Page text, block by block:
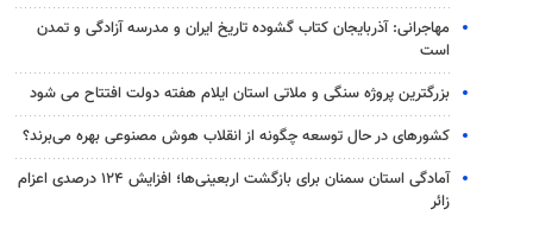
مهاجرانی: آذربایجان کتاب گشوده تاریخ ایران و مدرسه آزادگی و تمدن
است
بزرگترین پروژه سنگی و ملاتی استان ایلام هفته دولت افتتاح می شود
کشورهای در حال توسعه چگونه از انقلاب هوش مصنوعی بهره می‌برند؟
آمادگی استان سمنان برای بازگشت اربعینی‌ها؛ افزایش ۱۲۴ درصدی اعزام
زائر